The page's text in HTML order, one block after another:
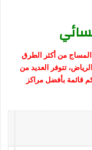
من أكثر الطرق
تتوفر العديد من
قائمة بأفضل مراكز